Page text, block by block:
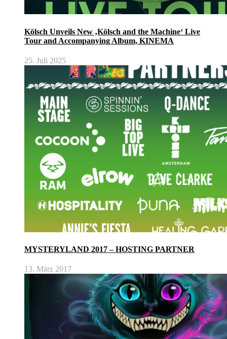
Kölsch Unveils New ‚Kölsch and the Machine‘ Live
Tour and Accompanying Album, KINEMA
25. Juli 2025
MYSTERYLAND 2017 – HOSTING PARTNER
13. März 2017